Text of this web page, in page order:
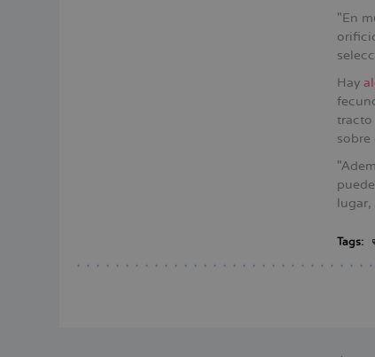
"En
Hay
tracto
sobre
lugar,
Tags: